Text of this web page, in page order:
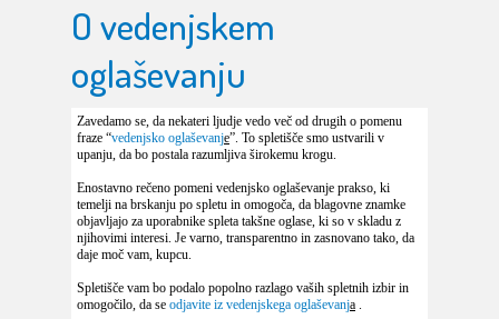
O vedenjskem
oglaševanju
Zavedamo se, da nekateri ljudje vedo več od drugih o pomenu
fraze “vedenjsko oglaševanje”. To spletišče smo ustvarili v
upanju, da bo postala razumljiva širokemu krogu.
Enostavno rečeno pomeni vedenjsko oglaševanje prakso, ki
temelji na brskanju po spletu in omogoča, da blagovne znamke
objavljajo za uporabnike spleta takšne oglase, ki so v skladu z
njihovimi interesi. Je varno, transparentno in zasnovano tako, da
daje moč vam, kupcu.
Spletišče vam bo podalo popolno razlago vaših spletnih izbir in
omogočilo, da se odjavite iz vedenjskega oglaševanja .